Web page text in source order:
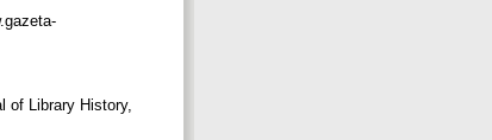
of Library History,